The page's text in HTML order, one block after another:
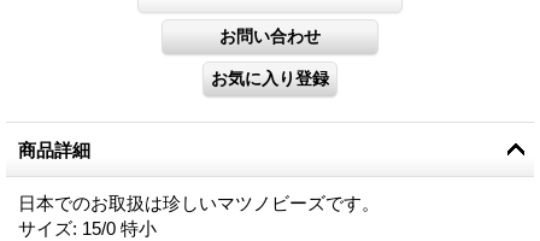
商品詳細
日本でのお取扱は珍しいマツノビーズです。
サイズ: 15/0 特小